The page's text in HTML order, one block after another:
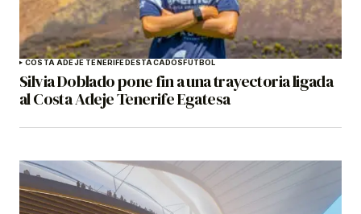
COSTA ADEJE TENERIFE DESTACADOS FÚTBOL
Silvia Doblado pone fin a una trayectoria ligada
al Costa Adeje Tenerife Egatesa